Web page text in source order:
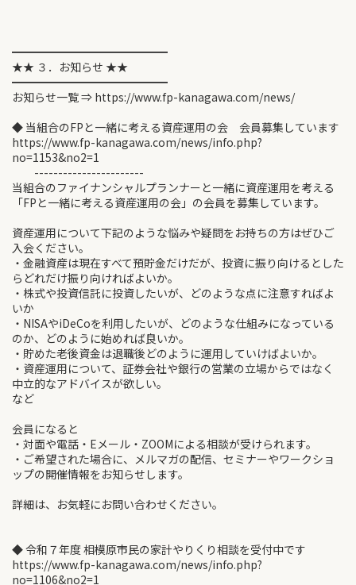
━━━━━━━━━━━━━━
★★ ３．お知らせ ★★
━━━━━━━━━━━━━━
お知らせ一覧 ⇒ https://www.fp-kanagawa.com/news/
◆ 当組合のFPと一緒に考える資産運用の会 会員募集しています
https://www.fp-kanagawa.com/news/info.php?
no=1153&no2=1
-----------------------
当組合のファイナンシャルプランナーと一緒に資産運用を考える
「FPと一緒に考える資産運用の会」の会員を募集しています。
資産運用について下記のような悩みや疑問をお持ちの方はぜひご
入会ください。
・金融資産は現在すべて預貯金だけだが、投資に振り向けるとした
らどれだけ振り向ければよいか。
・株式や投資信託に投資したいが、どのような点に注意すればよ
いか
・NISAやiDeCoを利用したいが、どのような仕組みになっている
のか、どのように始めれば良いか。
・貯めた老後資金は退職後どのように運用していけばよいか。
・資産運用について、証券会社や銀行の営業の立場からではなく
中立的なアドバイスが欲しい。
など
会員になると
・対面や電話・Eメール・ZOOMによる相談が受けられます。
・ご希望された場合に、メルマガの配信、セミナーやワークショ
ップの開催情報をお知らせします。
詳細は、お気軽にお問い合わせください。
◆ 令和７年度 相模原市民の家計やりくり相談を受付中です
https://www.fp-kanagawa.com/news/info.php?
no=1106&no2=1